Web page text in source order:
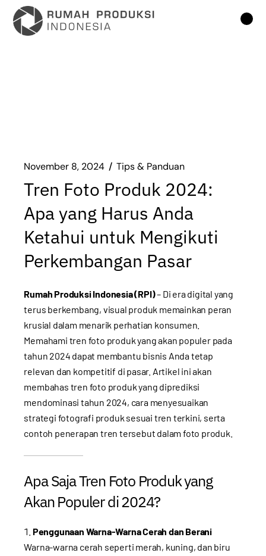
Lompat
konten
November 8, 2024 Tips & Panduan
Tren Foto Produk 2024:
Apa yang Harus Anda
Ketahui untuk Mengikuti
Perkembangan Pasar
Rumah Produksi Indonesia (RPI)– Di era digital yang
terus berkembang, visual produk memainkan peran
krusial dalam menarik perhatian konsumen.
Memahami tren foto produk yang akan populer pada
tahun 2024 dapat membantu bisnis Anda tetap
relevan dan kompetitif di pasar. Artikel ini akan
membahas tren foto produk yang diprediksi
mendominasi tahun 2024, cara menyesuaikan
strategi fotografi produk sesuai tren terkini, serta
contoh penerapan tren tersebut dalam foto produk.
Apa Saja Tren Foto Produk yang
Akan Populer di 2024?
Penggunaan Warna-Warna Cerah dan Berani
Warna-warna cerah seperti merah, kuning, dan biru